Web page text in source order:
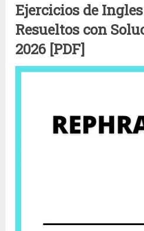
Ejercicios de
Resueltos con
2026 [PDF]